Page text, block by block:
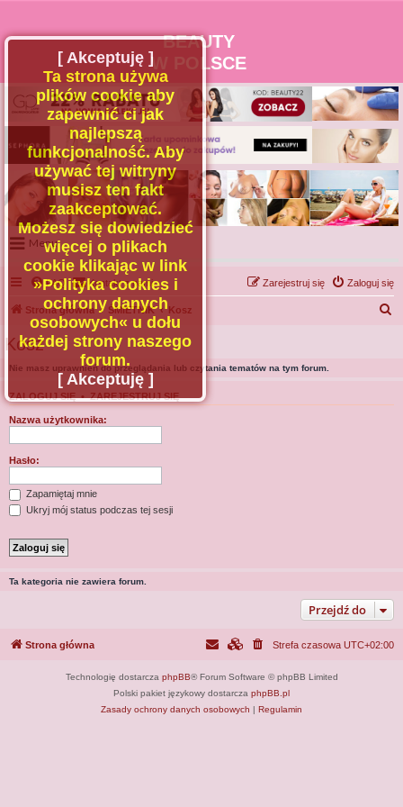
BEAUTY
W POLSCE
Menu
Portal
Facebook
Regulamin
Zapytaj administratora
Kontakt
FAQ Kontakt z nami Zaloguj się
Zarejestruj się
Strona główna ŚMIETNIK Kosz
Kosz
Nie masz uprawnień do przeglądania lub czytania tematów na tym forum.
ZALOGUJ SIĘ•ZAREJESTRUJ SIĘ
Nazwa użytkownika:
Hasło:
Zapamiętaj mnie
Ukryj mój status podczas tej sesji
Ta kategoria nie zawiera forum.
Przejdź do
[ Akceptuję ]
Ta strona używa
plików cookie aby
zapewnić ci jak
najlepszą
funkcjonalność. Aby
używać tej witryny
musisz ten fakt
zaakceptować.
Możesz się dowiedzieć
więcej o plikach
cookie klikając w link
»Polityka cookies i
ochrony danych
osobowych« u dołu
każdej strony naszego
forum.
[ Akceptuję ]
Strona główna Strefa czasowa UTC+02:00
Technologię dostarcza phpBB® Forum Software © phpBB Limited
Polski pakiet językowy dostarcza phpBB.pl
Zasady ochrony danych osobowych | Regulamin